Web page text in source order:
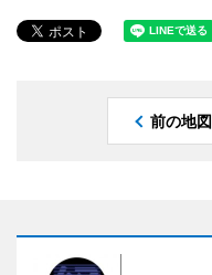
前の地図